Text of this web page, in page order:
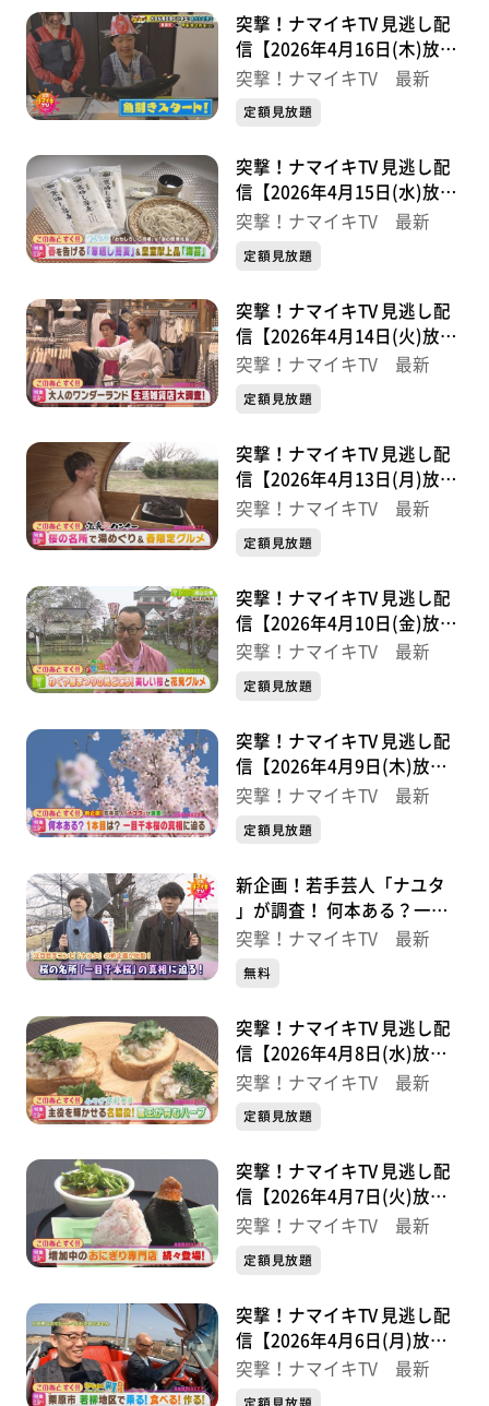
突撃！ナマイキTV 見逃し配
信【2026年4月16日(木)放送
分】
突撃！ナマイキTV 最新
定額見放題
突撃！ナマイキTV 見逃し配
信【2026年4月15日(水)放送
分】
突撃！ナマイキTV 最新
定額見放題
突撃！ナマイキTV 見逃し配
信【2026年4月14日(火)放送
分】
突撃！ナマイキTV 最新
定額見放題
突撃！ナマイキTV 見逃し配
信【2026年4月13日(月)放送
分】
突撃！ナマイキTV 最新
定額見放題
突撃！ナマイキTV 見逃し配
信【2026年4月10日(金)放送
分】
突撃！ナマイキTV 最新
定額見放題
突撃！ナマイキTV 見逃し配
信【2026年4月9日(木)放送
分】
突撃！ナマイキTV 最新
定額見放題
新企画！若手芸人「ナユタ
」が調査！ 何本ある？一目
千本桜の真相に迫る【突撃！
突撃！ナマイキTV 最新
無料
突撃！ナマイキTV 見逃し配
信【2026年4月8日(水)放送
分】
突撃！ナマイキTV 最新
定額見放題
突撃！ナマイキTV 見逃し配
信【2026年4月7日(火)放送
分】
突撃！ナマイキTV 最新
定額見放題
突撃！ナマイキTV 見逃し配
信【2026年4月6日(月)放送
分】
突撃！ナマイキTV 最新
定額見放題